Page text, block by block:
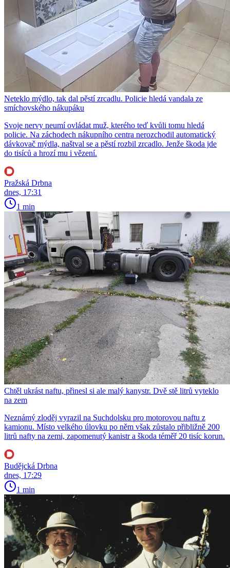
Neteklo mýdlo, tak dal pěstí zrcadlu. Policie hledá vandala ze
smíchovského nákupáku
Svoje nervy neumí ovládat muž, kterého teď kvůli tomu hledá
policie. Na záchodech nákupního centra nerozchodil automatický
dávkovač mýdla, naštval se a pěstí rozbil zrcadlo. Jenže škoda jde
do tisíců a hrozí mu i vězení.
Pražská Drbna
dnes, 17:31
1 min
Chtěl ukrást naftu, přinesl si ale malý kanystr. Dvě stě litrů vyteklo
na zem
Neznámý zloděj vyrazil na Suchdolsku pro motorovou naftu z
kamionu. Místo velkého úlovku po něm však zůstalo přibližně 200
litrů nafty na zemi, zapomenutý kanistr a škoda téměř 20 tisíc korun.
Budějcká Drbna
dnes, 17:29
1 min